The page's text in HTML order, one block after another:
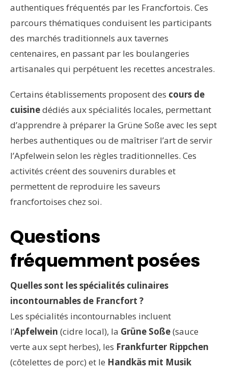
authentiques fréquentés par les Francfortois. Ces
parcours thématiques conduisent les participants
des marchés traditionnels aux tavernes
centenaires, en passant par les boulangeries
artisanales qui perpétuent les recettes ancestrales.
Certains établissements proposent des cours de
cuisinedédiés aux spécialités locales, permettant
d’apprendre à préparer la Grüne Soße avec les sept
herbes authentiques ou de maîtriser l’art de servir
l’Apfelwein selon les règles traditionnelles. Ces
activités créent des souvenirs durables et
permettent de reproduire les saveurs
francfortoises chez soi.
Questions
fréquemment posées
Quelles sont les spécialités culinaires
incontournables de Francfort ?
Les spécialités incontournables incluent
l’Apfelwein (cidre local), la Grüne Soße(sauce
verte aux sept herbes), les Frankfurter Rippchen
(côtelettes de porc) et le Handkäs mit Musik